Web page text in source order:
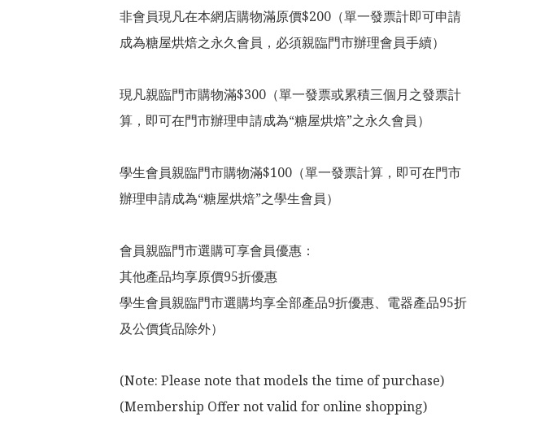
非會員現凡在本網店購物滿原價$200（單一發票計即可申請
成為糖屋烘焙之永久會員，必須親臨門市辦理會員手續）
現凡親臨門市購物滿$300（單一發票或累積三個月之發票計
算，即可在門市辦理申請成為“糖屋烘焙”之永久會員）
學生會員親臨門市購物滿$100（單一發票計算，即可在門市
辦理申請成為“糖屋烘焙”之學生會員）
會員親臨門市選購可享會員優惠：
其他產品均享原價95折優惠
學生會員親臨門市選購均享全部產品9折優惠、電器產品95折
及公價貨品除外）
(Note: Please note that models the time of purchase)
(Membership Offer not valid for online shopping)